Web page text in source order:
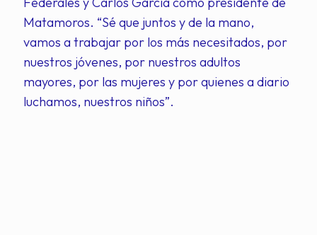
Matamoros. “Sé que juntos y de la mano,
vamos a trabajar por los más necesitados, por
nuestros jóvenes, por nuestros adultos
mayores, por las mujeres y por quienes a diario
luchamos, nuestros niños”.